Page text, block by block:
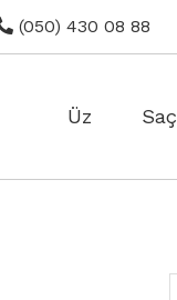
(050) 430 08 88
Üz Saç